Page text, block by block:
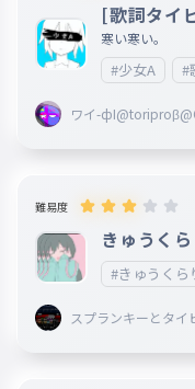
[歌詞タイ
寒い寒い。
#少女A #
ワイ-
難易度
きゅうく
#きゅうくら
スプランキーとタイ